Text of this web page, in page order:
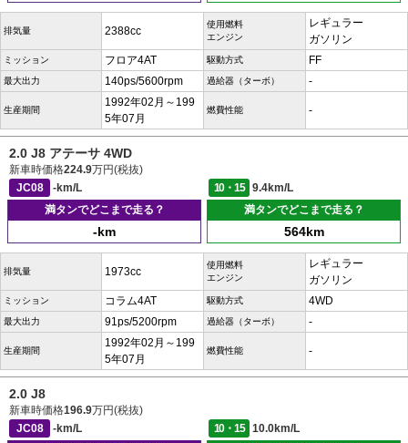
排気量 2388cc
使用燃料
エンジン
レギュラー
ガソリン
ミッション フロア4AT 駆動方式 FF
最大出力 140ps/5600rpm 過給器（ターボ） -
生産期間
1992年02月～199
5年07月
燃費性能 -
2.0 J8 アテーサ 4WD
新車時価格224.9万円(税抜)
JC08
-km/L 10・15
9.4km/L
満タンでどこまで走る？
-km
満タンでどこまで走る？
564km
排気量 1973cc
使用燃料
エンジン
レギュラー
ガソリン
ミッション コラム4AT 駆動方式 4WD
最大出力 91ps/5200rpm 過給器（ターボ） -
生産期間
1992年02月～199
5年07月
燃費性能 -
2.0 J8
新車時価格196.9万円(税抜)
JC08
-km/L 10・15
10.0km/L